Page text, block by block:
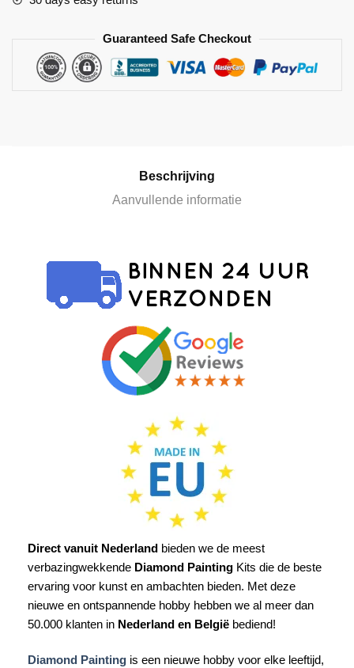
e
Guaranteed Safe Checkout
Beschrijving
Aanvullende informatie
Direct vanuit Nederland bieden we de meest
verbazingwekkende Diamond Painting Kits die de beste
ervaring voor kunst en ambachten bieden. Met deze
nieuwe en ontspannende hobby hebben we al meer dan
50.000 klanten in Nederland en België bediend!
Diamond Painting is een nieuwe hobby voor elke leeftijd,